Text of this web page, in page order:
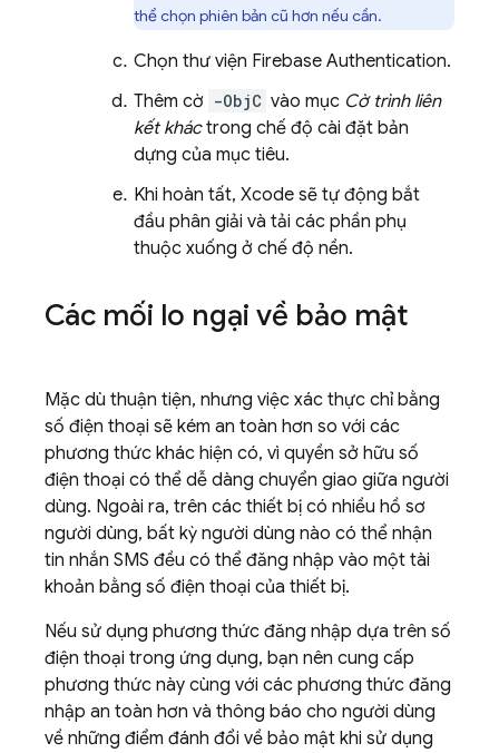
thể chọn phiên bản cũ hơn nếu cần.
Chọn thư viện Firebase Authentication.
Thêm cờ -ObjC vào mục Cờ trình liên
kết kháctrong chế độ cài đặt bản
dựng của mục tiêu.
Khi hoàn tất, Xcode sẽ tự động bắt
đầu phân giải và tải các phần phụ
thuộc xuống ở chế độ nền.
Các mối lo ngại về bảo mật
Mặc dù thuận tiện, nhưng việc xác thực chỉ bằng
số điện thoại sẽ kém an toàn hơn so với các
phương thức khác hiện có, vì quyền sở hữu số
điện thoại có thể dễ dàng chuyển giao giữa người
dùng. Ngoài ra, trên các thiết bị có nhiều hồ sơ
người dùng, bất kỳ người dùng nào có thể nhận
tin nhắn SMS đều có thể đăng nhập vào một tài
khoản bằng số điện thoại của thiết bị.
Nếu sử dụng phương thức đăng nhập dựa trên số
điện thoại trong ứng dụng, bạn nên cung cấp
phương thức này cùng với các phương thức đăng
nhập an toàn hơn và thông báo cho người dùng
về những điểm đánh đổi về bảo mật khi sử dụng